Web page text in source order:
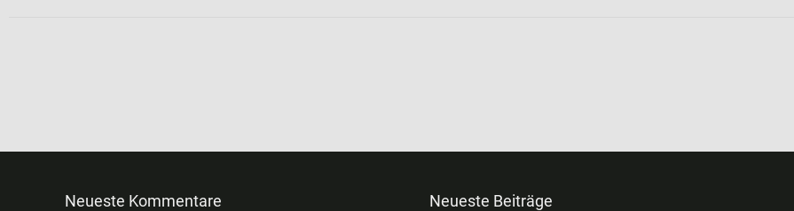
Neueste Kommentare Neueste Beiträge